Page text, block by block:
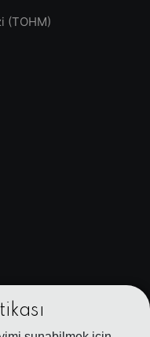
(TOHM)